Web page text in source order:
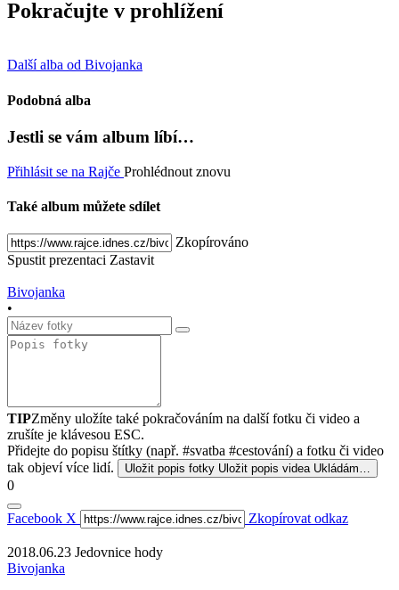
Pokračujte v prohlížení
Další alba od Bivojanka
Podobná alba
Jestli se vám album líbí…
Přihlásit se na Rajče Prohlédnout znovu
Také album můžete sdílet
Zkopírováno
Spustit prezentaci Zastavit
Bivojanka
•
TIPZměny uložíte také pokračováním na další fotku či video a
zrušíte je klávesou ESC.
Přidejte do popisu štítky (např. #svatba #cestování) a fotku či video
tak objeví více lidí.
Uložit popis fotky Uložit popis videa Ukládám…
0
Facebook X Zkopírovat odkaz
2018.06.23 Jedovnice hody
Bivojanka